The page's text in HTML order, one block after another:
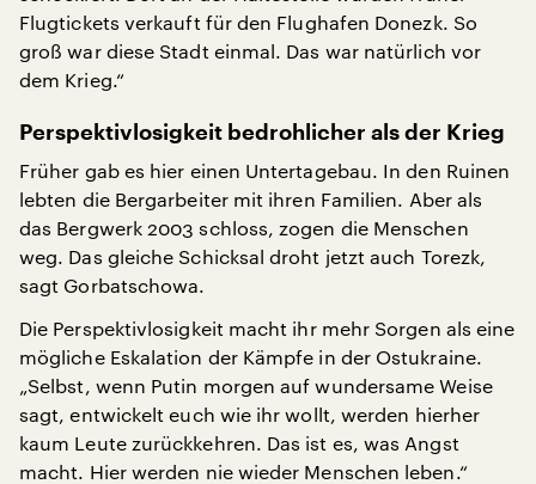
Flugtickets verkauft für den Flughafen Donezk. So
groß war diese Stadt einmal. Das war natürlich vor
dem Krieg.“
Perspektivlosigkeit bedrohlicher als der Krieg
Früher gab es hier einen Untertagebau. In den Ruinen
lebten die Bergarbeiter mit ihren Familien. Aber als
das Bergwerk 2003 schloss, zogen die Menschen
weg. Das gleiche Schicksal droht jetzt auch Torezk,
sagt Gorbatschowa.
Die Perspektivlosigkeit macht ihr mehr Sorgen als eine
mögliche Eskalation der Kämpfe in der Ostukraine.
„Selbst, wenn Putin morgen auf wundersame Weise
sagt, entwickelt euch wie ihr wollt, werden hierher
kaum Leute zurückkehren. Das ist es, was Angst
macht. Hier werden nie wieder Menschen leben.“